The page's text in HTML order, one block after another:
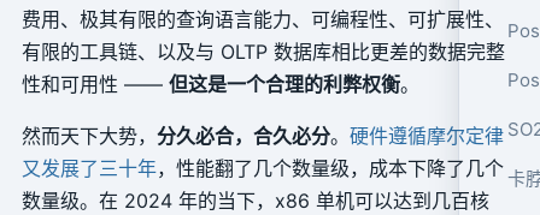
卡
费用、极其有限的查询语言能力、可编程性、可扩展性、
有限的工具链、以及与 OLTP 数据库相比更差的数据完整
性和可用性 —— 但这是一个合理的利弊权衡。
然而天下大势， 分久必合，合久必分。 硬件遵循摩尔定律
又发展了三十年，性能翻了几个数量级，成本下降了几个
数量级。在 2024 年的当下，x86 单机可以达到几百核